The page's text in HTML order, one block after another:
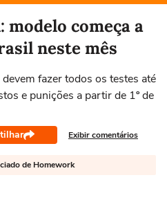
modelo começa a
neste mês
fazer todos os testes até
e punições a partir de 1º de
Exibir comentários
de Homework